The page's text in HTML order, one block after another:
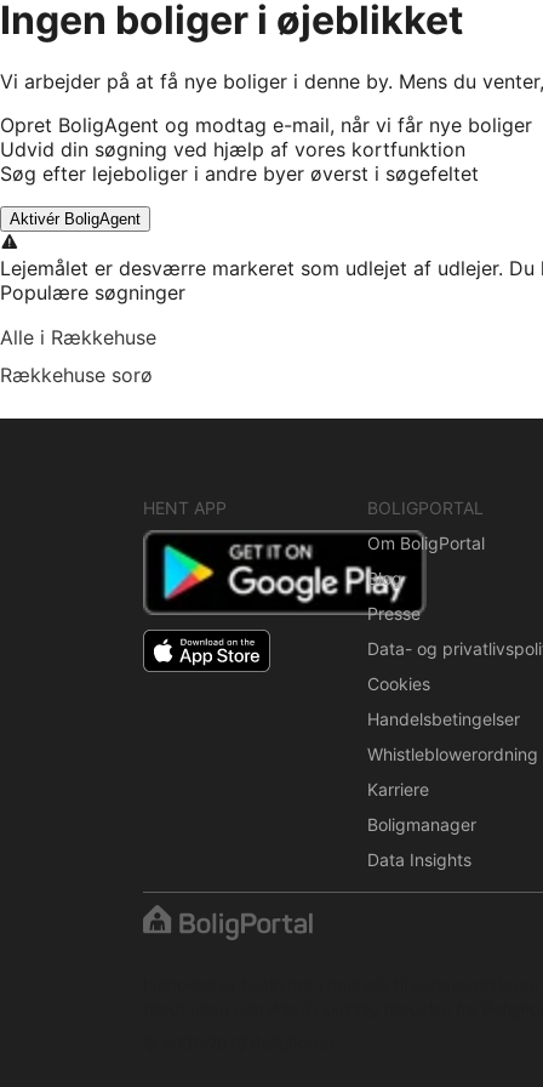
Ingen boliger i øjeblikket
Vi arbejder på at få nye boliger i denne by. Mens du
Opret BoligAgent og modtag e-mail, når vi får nye boliger
Udvid din søgning ved hjælp af vores kortfunktion
Søg efter lejeboliger i andre byer øverst i søgefeltet
Aktivér BoligAgent
Lejemålet er desværre markeret som udlejet af udlejer. Du
Populære søgninger
Alle i Rækkehuse
Rækkehuse sorø
HENT APP
BOLIGPORTAL
Om BoligPortal
Blog
Presse
Data- og
Cookies
Handelsbetingelser
Whistleblowerordning
Karriere
Boligmanager
Data Insights